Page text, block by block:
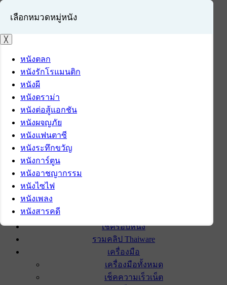
เข้าสู่ระบบ
สมัครสมาชิก
เช็ครอบหนัง
รวมคลิป Thaiware
เครื่องมือ
เครื่องมือทั้งหมด
เช็คความเร็วเน็ต
เลือกหมวดหมู่หนัง
╳
หนังตลก
หนังรักโรแมนติก
หนังผี
หนังดราม่า
หนังต่อสู้แอกชัน
หนังผจญภัย
หนังแฟนตาซี
หนังระทึกขวัญ
หนังการ์ตูน
หนังอาชญากรรม
หนังไซไฟ
หนังเพลง
หนังสารคดี